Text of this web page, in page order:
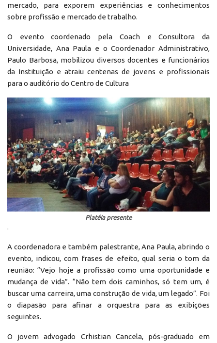
mercado, para exporem experiências e conhecimentos
sobre profissão e mercado de trabalho.
O evento coordenado pela Coach e Consultora da
Universidade, Ana Paula e o Coordenador Administrativo,
Paulo Barbosa, mobilizou diversos docentes e funcionários
da Instituição e atraiu centenas de jovens e profissionais
para o auditório do Centro de Cultura
Platéia presente
.
A coordenadora e também palestrante, Ana Paula, abrindo o
evento, indicou, com frases de efeito, qual seria o tom da
reunião: “Vejo hoje a profissão como uma oportunidade e
mudança de vida”. “Não tem dois caminhos, só tem um, é
buscar uma carreira, uma construção de vida, um legado”. Foi
o diapasão para afinar a orquestra para as exibições
seguintes.
O jovem advogado Crhistian Cancela, pós-graduado em